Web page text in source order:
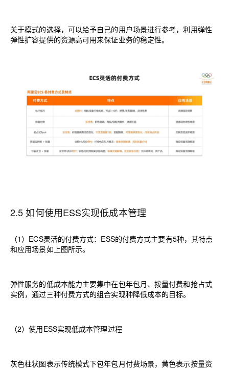
关于模式的选择，可以给予自己的用户场景进行参考，利用弹性
弹性扩容提供的资源高可用来保证业务的稳定性。
2.5 如何使用ESS实现低成本管理
（1） ECS灵活的付费方式： ESS的付费方式主要有5种，其特点
和应用场景如上图所示。
弹性服务的低成本能力主要集中在包年包月、按量付费和抢占式
实例，通过三种付费方式的组合实现种降低成本的目标。
（2）使用ESS实现低成本管理过程
灰色柱状图表示传统模式下包年包月付费场景，黄色表示按量资